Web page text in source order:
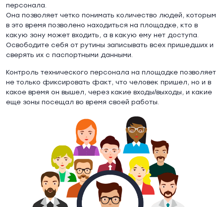
персонала.
Она позволяет четко понимать количество людей, которым
в это время позволено находиться на площадке, кто в
какую зону может входить, а в какую ему нет доступа.
Освободите себя от рутины записывать всех пришедших и
сверять их с паспортными данными.
Контроль технического персонала на площадке позволяет
не только фиксировать факт, что человек пришел, но и в
какое время он вышел, через какие входы/выходы, и какие
еще зоны посещал во время своей работы.